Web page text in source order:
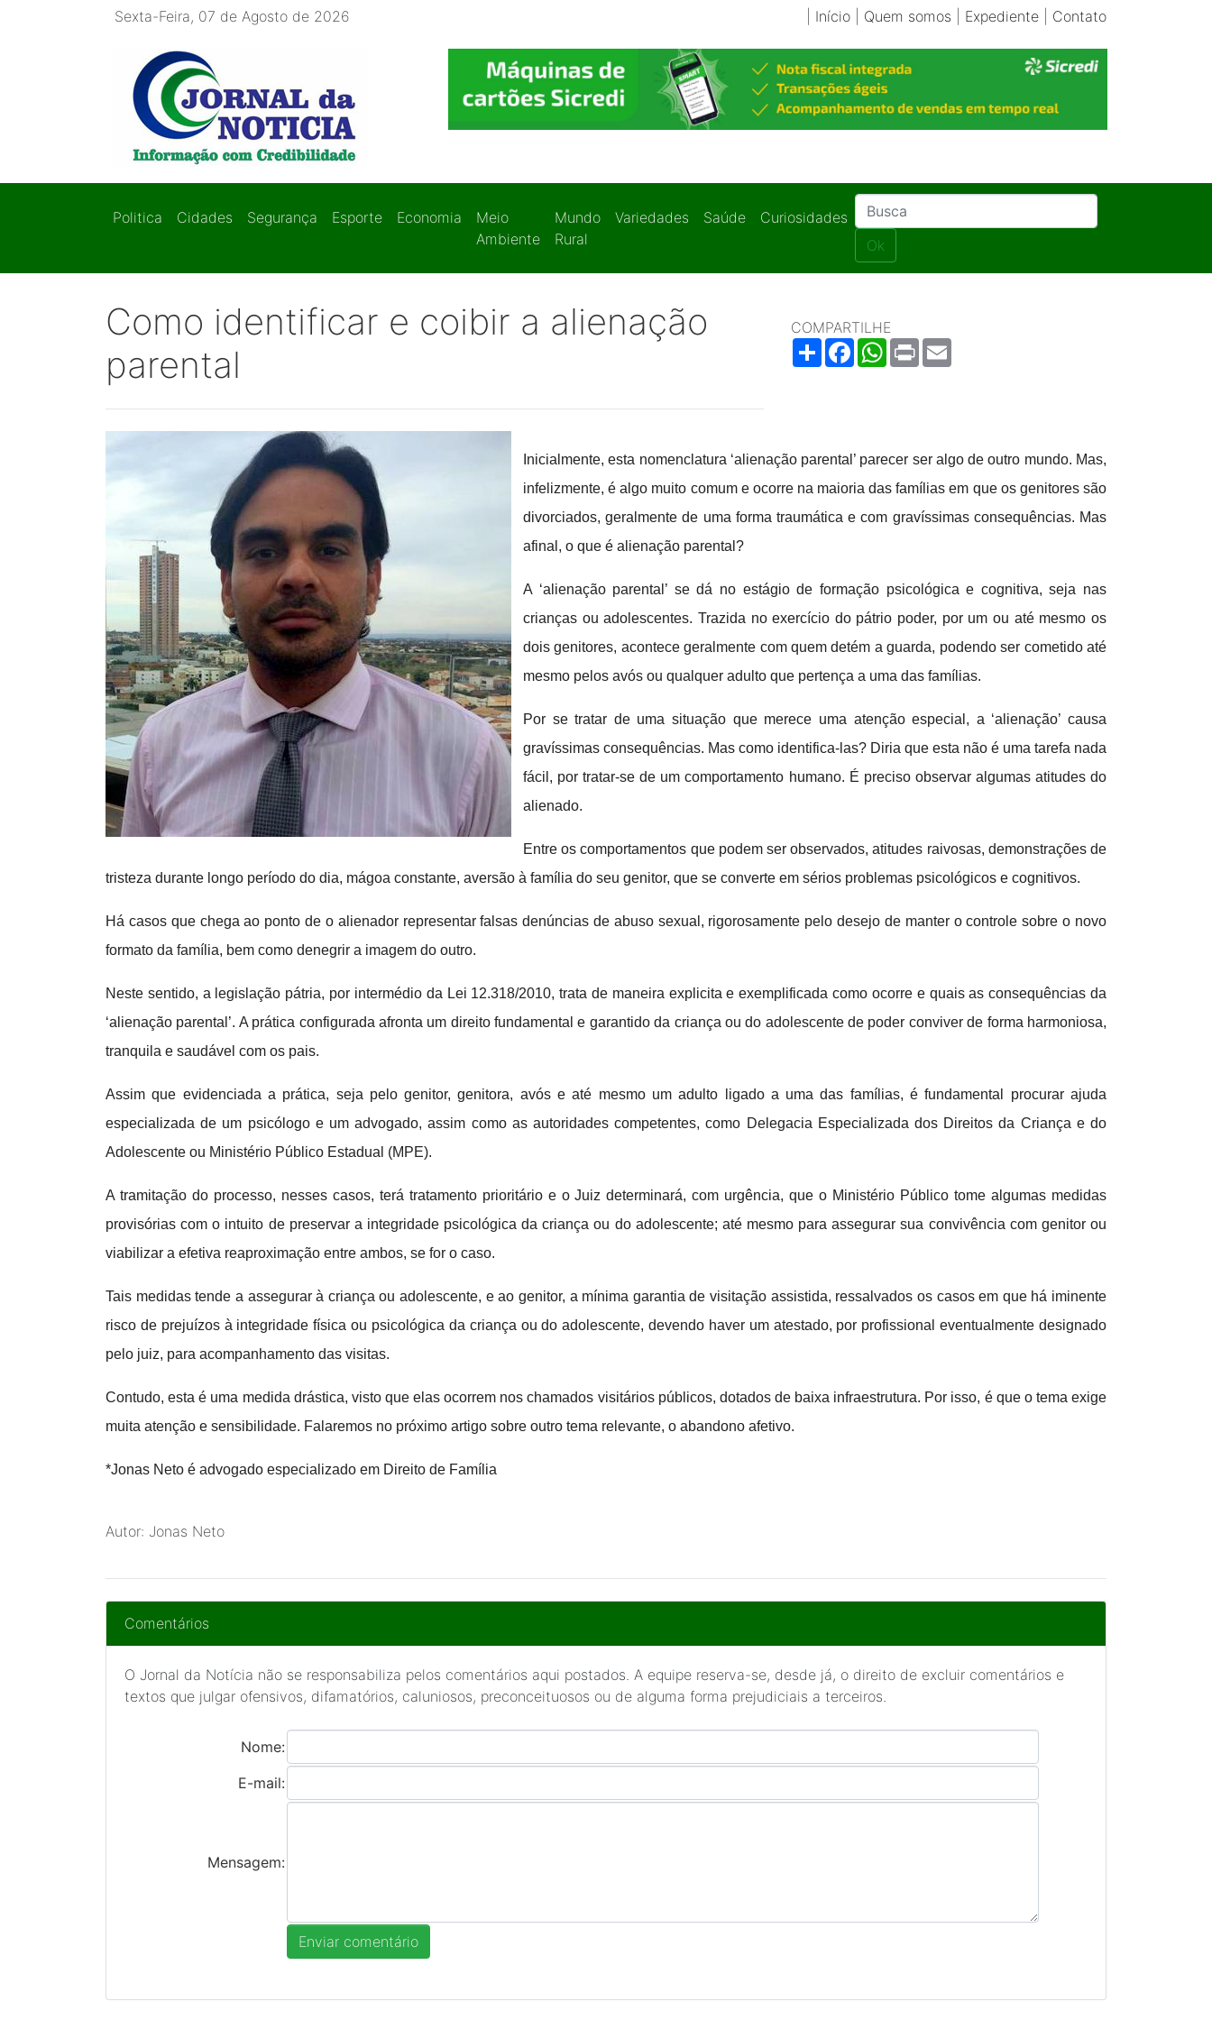
Sexta-Feira, 07 de Agosto de 2026 Início| Quem somos Expediente| Contato
Politica Cidades Segurança Esporte Economia
Meio
Ambiente
Mundo
Rural
Variedades Saúde
Curiosidades
Ok
Como identificar e coibir a alienação
parental
COMPARTILHE
ShareFacebookWhatsApp
Print
Inicialmente, esta nomenclatura ‘alienação parental’ parecer ser algo de outro mundo. Mas,
infelizmente, é algo muito comum e ocorre na maioria das famílias em que os genitores são
divorciados, geralmente de uma forma traumática e com gravíssimas consequências. Mas
afinal, o que é alienação parental?
A ‘alienação parental’ se dá no estágio de formação psicológica e cognitiva, seja nas
crianças ou adolescentes. Trazida no exercício do pátrio poder, por um ou até mesmo os
dois genitores, acontece geralmente com quem detém a guarda, podendo ser cometido até
mesmo pelos avós ou qualquer adulto que pertença a uma das famílias.
Por se tratar de uma situação que merece uma atenção especial, a ‘alienação’ causa
gravíssimas consequências. Mas como identifica-las? Diria que esta não é uma tarefa nada
fácil, por tratar-se de um comportamento humano. É preciso observar algumas atitudes do
alienado.
Entre os comportamentos que podem ser observados, atitudes raivosas, demonstrações de
tristeza durante longo período do dia, mágoa constante, aversão à família do seu genitor, que se converte em sérios problemas psicológicos e cognitivos.
Há casos que chega ao ponto de o alienador representar falsas denúncias de abuso sexual, rigorosamente pelo desejo de manter o controle sobre o novo
formato da família, bem como denegrir a imagem do outro.
Neste sentido, a legislação pátria, por intermédio da Lei 12.318/2010, trata de maneira explicita e exemplificada como ocorre e quais as consequências da
‘alienação parental’. A prática configurada afronta um direito fundamental e garantido da criança ou do adolescente de poder conviver de forma harmoniosa,
tranquila e saudável com os pais.
Assim que evidenciada a prática, seja pelo genitor, genitora, avós e até mesmo um adulto ligado a uma das famílias, é fundamental procurar ajuda
especializada de um psicólogo e um advogado, assim como as autoridades competentes, como Delegacia Especializada dos Direitos da Criança e do
Adolescente ou Ministério Público Estadual (MPE).
A tramitação do processo, nesses casos, terá tratamento prioritário e o Juiz determinará, com urgência, que o Ministério Público tome algumas medidas
provisórias com o intuito de preservar a integridade psicológica da criança ou do adolescente; até mesmo para assegurar sua convivência com genitor ou
viabilizar a efetiva reaproximação entre ambos, se for o caso.
Tais medidas tende a assegurar à criança ou adolescente, e ao genitor, a mínima garantia de visitação assistida, ressalvados os casos em que há iminente
risco de prejuízos à integridade física ou psicológica da criança ou do adolescente, devendo haver um atestado, por profissional eventualmente designado
pelo juiz, para acompanhamento das visitas.
Contudo, esta é uma medida drástica, visto que elas ocorrem nos chamados visitários públicos, dotados de baixa infraestrutura. Por isso, é que o tema exige
muita atenção e sensibilidade. Falaremos no próximo artigo sobre outro tema relevante, o abandono afetivo.
*Jonas Neto é advogado especializado em Direito de Família
Autor: Jonas Neto
Comentários
O Jornal da Notícia não se responsabiliza pelos comentários aqui postados. A equipe reserva-se, desde já, o direito de excluir comentários e
textos que julgar ofensivos, difamatórios, caluniosos, preconceituosos ou de alguma forma prejudiciais a terceiros.
Nome:
E-mail:
Mensagem: